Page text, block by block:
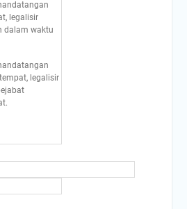
legalisir
dalam waktu
legalisir